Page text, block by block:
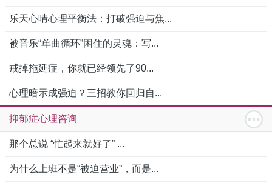
乐天心晴心理平衡法：打破强迫与焦...
被音乐“单曲循环”困住的灵魂：写...
戒掉拖延症，你就已经领先了90...
心理暗示成强迫？三招教你回归自...
抑郁症心理咨询
那个总说 “忙起来就好了” ...
为什么上班不是“被迫营业”，而是...